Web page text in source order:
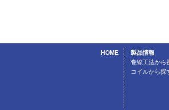
HOME
製品情報
巻線工法から
コイルから探